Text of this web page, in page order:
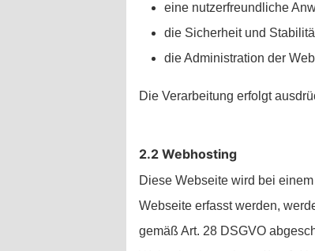
eine nutzerfreundliche
die Sicherheit und
die Administration der
Die Verarbeitung erfolgt
2.2 Webhosting
Diese Webseite wird bei
Webseite erfasst werden,
gemäß Art. 28 DSGVO